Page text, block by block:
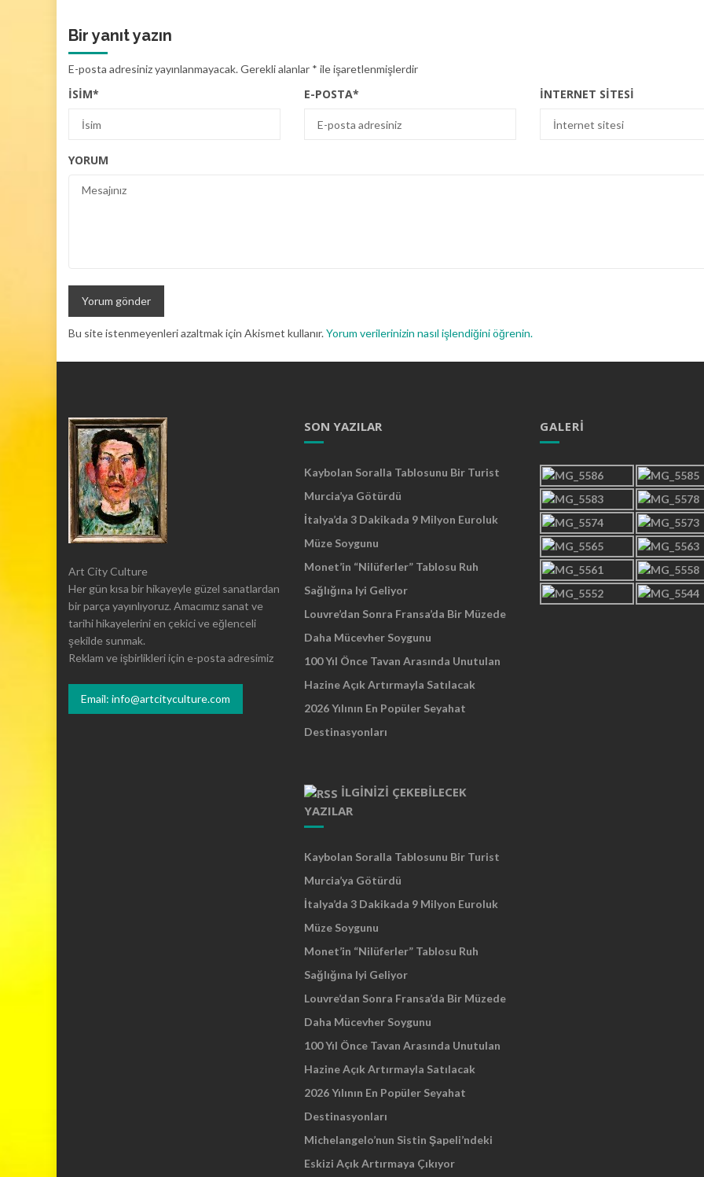
Bir yanıt yazın
E-posta adresiniz yayınlanmayacak.Gerekli alanlar * ile işaretlenmişlerdir
İSIM* E-POSTA* İNTERNET SITESI
YORUM
Bu site istenmeyenleri azaltmak için Akismet kullanır.Yorum verilerinizin nasıl işlendiğini öğrenin.
Art City Culture
Her gün kısa bir hikayeyle güzel sanatlardan
bir parça yayınlıyoruz. Amacımız sanat ve
tarihi hikayelerini en çekici ve eğlenceli
şekilde sunmak.
Reklam ve işbirlikleri için e-posta adresimiz
Email: info@artcityculture.com
SON YAZILAR
Kaybolan Soralla Tablosunu Bir Turist
Murcia’ya Götürdü
İtalya’da 3 Dakikada 9 Milyon Euroluk
Müze Soygunu
Monet’in “Nilüferler” Tablosu Ruh
Sağlığına Iyi Geliyor
Louvre’dan Sonra Fransa’da Bir Müzede
Daha Mücevher Soygunu
100 Yıl Önce Tavan Arasında Unutulan
Hazine Açık Artırmayla Satılacak
2026 Yılının En Popüler Seyahat
Destinasyonları
İLGINIZI ÇEKEBILECEK
YAZILAR
Kaybolan Soralla Tablosunu Bir Turist
Murcia’ya Götürdü
İtalya’da 3 Dakikada 9 Milyon Euroluk
Müze Soygunu
Monet’in “Nilüferler” Tablosu Ruh
Sağlığına Iyi Geliyor
Louvre’dan Sonra Fransa’da Bir Müzede
Daha Mücevher Soygunu
100 Yıl Önce Tavan Arasında Unutulan
Hazine Açık Artırmayla Satılacak
2026 Yılının En Popüler Seyahat
Destinasyonları
Michelangelo’nun Sistin Şapeli’ndeki
Eskizi Açık Artırmaya Çıkıyor
GALERI